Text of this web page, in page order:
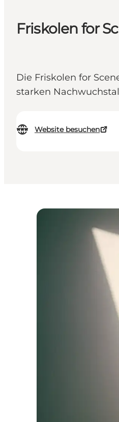
Friskolen for
Die Friskolen for
starken
Website besuchen